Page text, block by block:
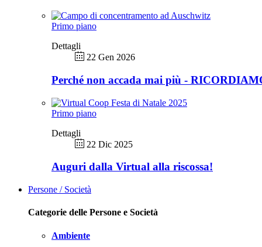
Primo piano
Dettagli
22 Gen 2026
Perché non accada mai più -
Primo piano
Dettagli
22 Dic 2025
Auguri dalla Virtual alla riscossa!
Persone / Società
Categorie delle Persone e Società
Ambiente